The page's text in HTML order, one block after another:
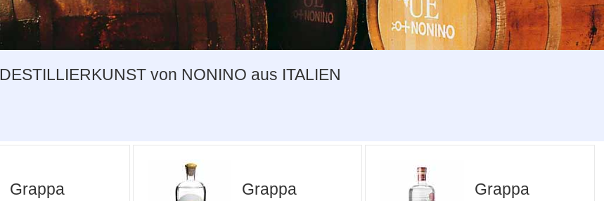
DESTILLIERKUNST von NONINO aus ITALIEN
Grappa
Grappa
Grappa